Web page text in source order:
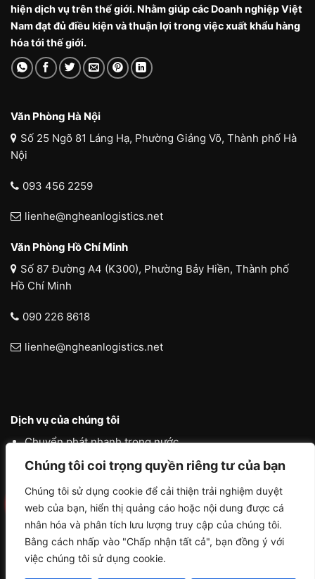
Chúng tôi coi trọng quyền riêng tư của bạn
Chúng tôi sử dụng cookie để cải thiện trải nghiệm duyệt
web của bạn, hiển thị quảng cáo hoặc nội dung được cá
nhân hóa và phân tích lưu lượng truy cập của chúng tôi.
Bằng cách nhấp vào "Chấp nhận tất cả", bạn đồng ý với
việc chúng tôi sử dụng cookie.
hiện dịch vụ trên thế giới. Nhằm giúp các Doanh nghiệp Việt
Nam đạt đủ điều kiện và thuận lợi trong việc xuất khẩu hàng
hóa tới thế giới.
Văn Phòng Hà Nội
Số 25 Ngõ 81 Láng Hạ, Phường Giảng Võ, Thành phố Hà
Nội
093 456 2259
lienhe@ngheanlogistics.net
Văn Phòng Hồ Chí Minh
Số 87 Đường A4 (K300), Phường Bảy Hiền, Thành phố
Hồ Chí Minh
090 226 8618
lienhe@ngheanlogistics.net
Dịch vụ của chúng tôi
Chuyển phát nhanh trong nước
Chuyển phát nhanh quốc tế
Liên vận quốc tế
Logistics vận tải nội địa